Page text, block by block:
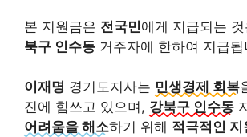
본 지원금은 전국민에게 지급되는
북구 인수동 거주자에 한하여 지급됩
이재명 경기도지사는 민생경제 회복
진에 힘쓰고 있으며, 강북구 인수동
어려움을 해소하기 위해 적극적인 지